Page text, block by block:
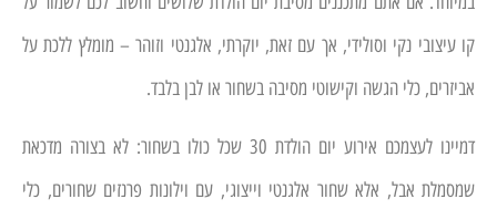
קו עיצובי נקי וסולידי, אך עם זאת, יוקרתי, אלגנטי וזוהר – מומלץ ללכת על
אביזרים, כלי הגשה וקישוטי מסיבה בשחור או לבן בלבד.
דמיינו לעצמכם אירוע יום הולדת 30 שכל כולו בשחור: לא בצורה מדכאת
שמסמלת אבל, אלא שחור אלגנטי וייצוגי, עם וילונות פרנזים שחורים, כלי